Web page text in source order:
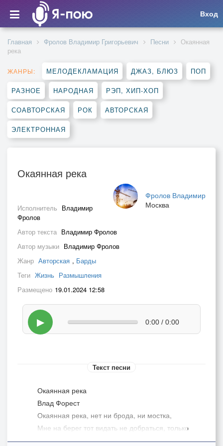
Вход
Главная Фролов Владимир Григорьевич Песни
Окаянная
река
ЖАНРЫ: МЕЛОДЕКЛАМАЦИЯ ДЖАЗ, БЛЮЗ ПОП
РАЗНОЕ НАРОДНАЯ РЭП, ХИП-ХОП
СОАВТОРСКАЯ РОК АВТОРСКАЯ
ЭЛЕКТРОННАЯ
Окаянная река
Фролов Владимир
Москва
Исполнитель Владимир
Фролов
Автор текста Владимир Фролов
Автор музыки Владимир Фролов
Жанр Авторская , Барды
Теги Жизнь Размышления
Размещено 19.01.2024 12:58
▶ 0:00 / 0:00
Текст песни
Окаянная река
Влад Форест
Окаянная река, нет ни брода, ни мостка,
Мне на берег тот видать не добраться, только
вплавь,